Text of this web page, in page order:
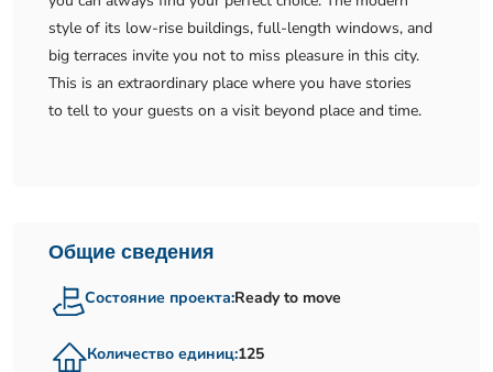
style of its low-rise buildings, full-length windows, and
big terraces invite you not to miss pleasure in this city.
This is an extraordinary place where you have stories
to tell to your guests on a visit beyond place and time.
Общие сведения
Состояние проекта:Ready to move
Количество единиц:125